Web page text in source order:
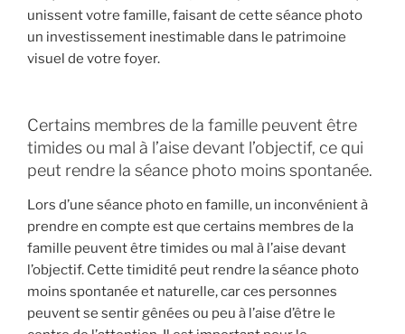
unissent votre famille, faisant de cette séance photo
un investissement inestimable dans le patrimoine
visuel de votre foyer.
Certains membres de la famille peuvent être
timides ou mal à l’aise devant l’objectif, ce qui
peut rendre la séance photo moins spontanée.
Lors d’une séance photo en famille, un inconvénient à
prendre en compte est que certains membres de la
famille peuvent être timides ou mal à l’aise devant
l’objectif. Cette timidité peut rendre la séance photo
moins spontanée et naturelle, car ces personnes
peuvent se sentir gênées ou peu à l’aise d’être le